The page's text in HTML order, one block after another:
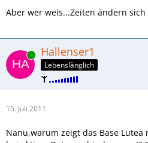
Aber wer weis...Zeiten ändern sich
Online Hallenser1
Lebenslänglich
15. Juli 2011
Nanu,warum zeigt das Base Lutea